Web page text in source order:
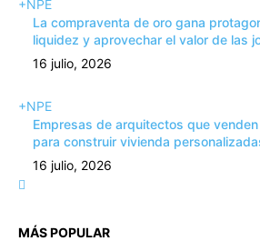
+NPE
La compraventa de oro gana
liquidez y aprovechar el valor de las
16 julio, 2026
+NPE
Empresas de arquitectos que
para construir vivienda
16 julio, 2026
MÁS POPULAR